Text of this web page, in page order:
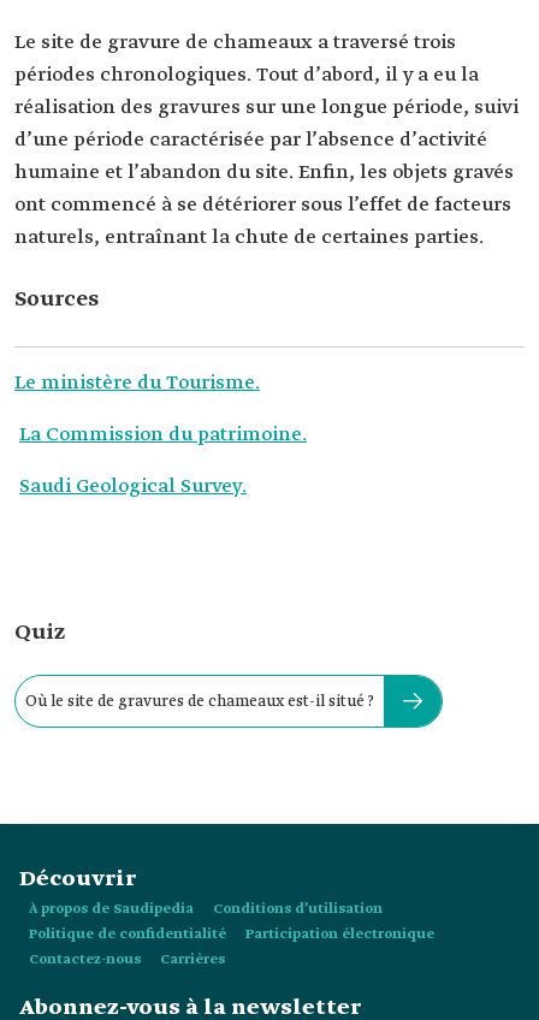
Le site de gravure de chameaux a traversé trois
périodes chronologiques. Tout d’abord, il y a eu la
réalisation des gravures sur une longue période, suivi
d’une période caractérisée par l’absence d’activité
humaine et l’abandon du site. Enfin, les objets gravés
ont commencé à se détériorer sous l’effet de facteurs
naturels, entraînant la chute de certaines parties.
Sources
Le ministère du Tourisme.
La Commission du patrimoine.
Saudi Geological Survey.
Quiz
Où le site de gravures de chameaux est-il situé ?
Découvrir
À propos de Saudipedia
Conditions d’utilisation
Politique de confidentialité
Participation électronique
Contactez-nous
Carrières
Abonnez-vous à la newsletter